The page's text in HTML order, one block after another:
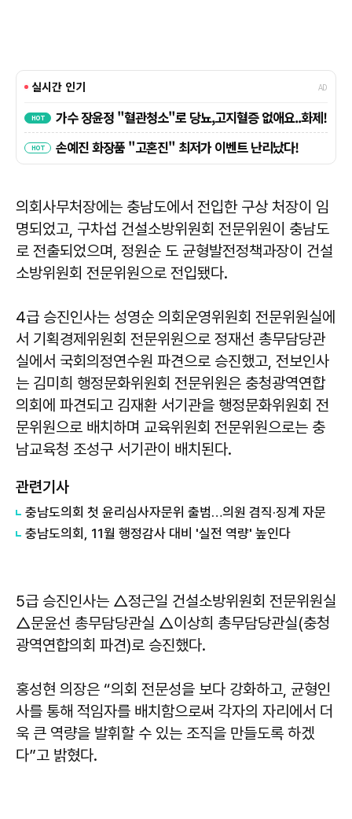
의회사무처장에는 충남도에서 전입한 구상 처장이 임
명되었고, 구차섭 건설소방위원회 전문위원이 충남도
로 전출되었으며, 정원순 도 균형발전정책과장이 건설
소방위원회 전문위원으로 전입됐다.
4급 승진인사는 성영순 의회운영위원회 전문위원실에
서 기획경제위원회 전문위원으로 정재선 총무담당관
실에서 국회의정연수원 파견으로 승진했고, 전보인사
는 김미희 행정문화위원회 전문위원은 충청광역연합
의회에 파견되고 김재환 서기관을 행정문화위원회 전
문위원으로 배치하며 교육위원회 전문위원으로는 충
남교육청 조성구 서기관이 배치된다.
관련기사
충남도의회 첫 윤리심사자문위 출범…의원 겸직·징계 자문
충남도의회, 11월 행정감사 대비 '실전 역량' 높인다
5급 승진인사는 △정근일 건설소방위원회 전문위원실
△문윤선 총무담당관실 △이상희 총무담당관실(충청
광역연합의회 파견)로 승진했다.
홍성현 의장은 “의회 전문성을 보다 강화하고, 균형인
사를 통해 적임자를 배치함으로써 각자의 자리에서 더
욱 큰 역량을 발휘할 수 있는 조직을 만들도록 하겠
다”고 밝혔다.